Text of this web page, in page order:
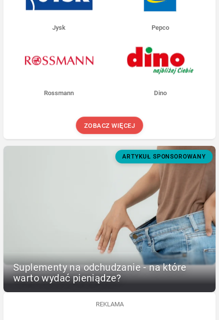
Jysk Pepco
Rossmann Dino
ZOBACZ WIĘCEJ
ARTYKUŁ SPONSOROWANY
Suplementy na odchudzanie - na które
warto wydać pieniądze?
REKLAMA